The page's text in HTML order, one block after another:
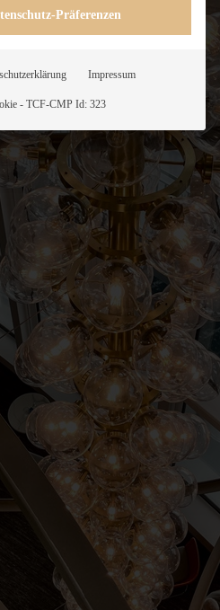
Präferenzen
Impressum
- TCF-CMP Id: 323